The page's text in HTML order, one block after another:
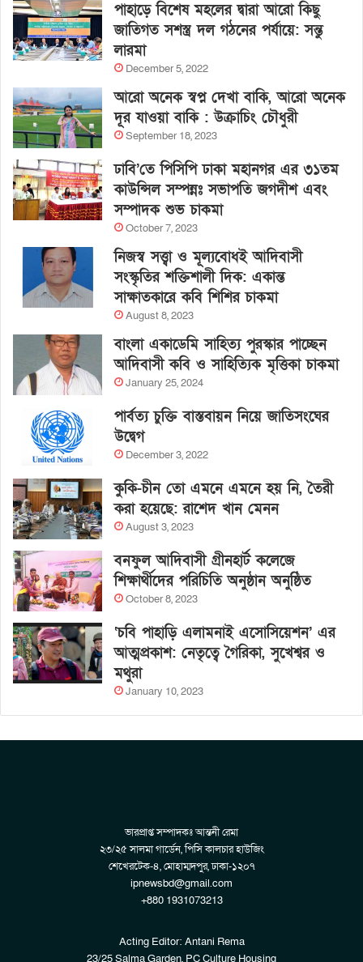
পাহাড়ে বিশেষ মহলের দ্বারা আরো কিছু
জাতিগত সশস্ত্র দল গঠনের পর্যায়ে: সন্তু
লারমা
December 5, 2022
আরো অনেক স্বপ্ন দেখা বাকি, আরো অনেক
দূর যাওয়া বাকি : উক্রাচিং চৌধুরী
September 18, 2023
ঢাবি’তে পিসিপি ঢাকা মহানগর এর ৩১তম
কাউন্সিল সম্পন্নঃ সভাপতি জগদীশ এবং
সম্পাদক শুভ চাকমা
October 7, 2023
নিজস্ব সত্ত্বা ও মূল্যবোধই আদিবাসী
সংস্কৃতির শক্তিশালী দিক: একান্ত
সাক্ষাতকারে কবি শিশির চাকমা
August 8, 2023
বাংলা একাডেমি সাহিত্য পুরস্কার পাচ্ছেন
আদিবাসী কবি ও সাহিত্যিক মৃত্তিকা চাকমা
January 25, 2024
পার্বত্য চুক্তি বাস্তবায়ন নিয়ে জাতিসংঘের
উদ্বেগ
December 3, 2022
কুকি-চীন তো এমনে এমনে হয় নি, তৈরী
করা হয়েছে: রাশেদ খান মেনন
August 3, 2023
বনফুল আদিবাসী গ্রীনহার্ট কলেজে
শিক্ষার্থীদের পরিচিতি অনুষ্ঠান অনুষ্ঠিত
October 8, 2023
‘চবি পাহাড়ি এলামনাই এসোসিয়েশন’ এর
আত্মপ্রকাশ: নেতৃত্বে গৈরিকা, সুখেশ্বর ও
মথুরা
January 10, 2023
ভারপ্রাপ্ত সম্পাদকঃ আন্তনী রেমা
২৩/২৫ সালমা গার্ডেন, পিসি কালচার হাউজিং
শেখেরটেক-৪, মোহাম্মদপুর, ঢাকা-১২০৭
ipnewsbd@gmail.com
+880 1931073213
Acting Editor: Antani Rema
23/25 Salma Garden, PC Culture Housing